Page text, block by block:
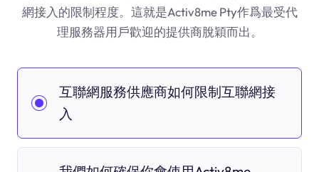
網接入的限制程度。這就是Activ8me Pty作爲最受代
理服務器用戶歡迎的提供商脫穎而出。
互聯網服務供應商如何限制互聯網接
入